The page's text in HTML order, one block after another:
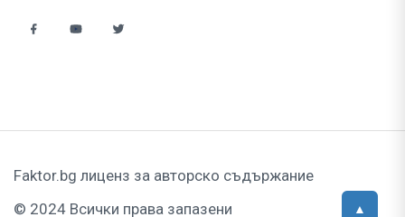
Faktor.bg лиценз за авторско съдържание
© 2024 Всички права запазени